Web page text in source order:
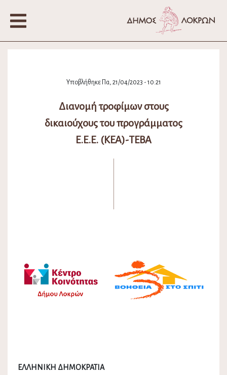
Υποβλήθηκε Πα, 21/04/2023 - 10:21
Διανομή τροφίμων στους
δικαιούχους του προγράμματος
Ε.Ε.Ε. (ΚΕΑ)-ΤΕΒΑ
ΕΛΛΗΝΙΚΗ ΔΗΜΟΚΡΑΤΙΑ